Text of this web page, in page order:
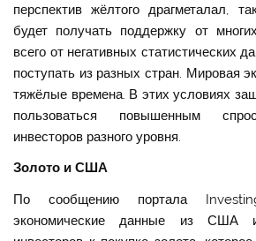
перспектив жёлтого драгметалал,
будет получать поддержку от
всего от негативных статистических
поступать из разных стран. Мировая
тяжёлые времена. В этих условиях
пользоваться повышенным
инвесторов разного уровня.
Золото и США
По сообщению портала
экономические данные из США